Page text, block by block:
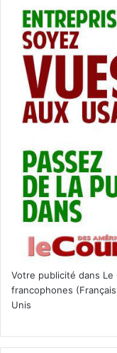
Votre publicité dans
francophones
Unis